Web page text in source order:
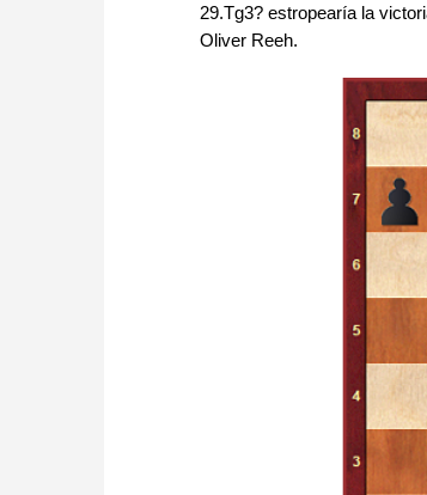
29.Tg3? estropearía la
Oliver Reeh.